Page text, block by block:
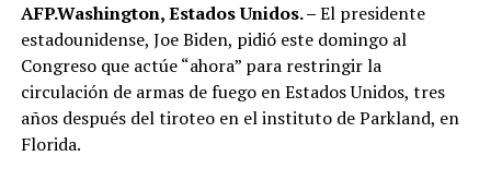
AFP.Washington, Estados Unidos. –El presidente
estadounidense, Joe Biden, pidió este domingo al
Congreso que actúe “ahora” para restringir la
circulación de armas de fuego en Estados Unidos, tres
años después del tiroteo en el instituto de Parkland, en
Florida.